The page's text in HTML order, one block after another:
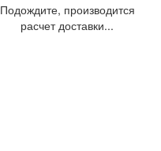
Подождите, производится
расчет доставки...